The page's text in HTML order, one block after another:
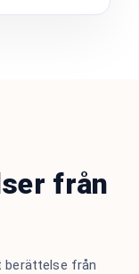
från
berättelse från